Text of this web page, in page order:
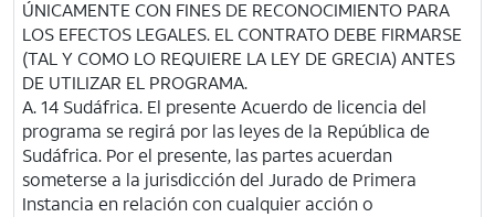
ÚNICAMENTE CON FINES DE RECONOCIMIENTO PARA
LOS EFECTOS LEGALES. EL CONTRATO DEBE FIRMARSE
(TAL Y COMO LO REQUIERE LA LEY DE GRECIA) ANTES
DE UTILIZAR EL PROGRAMA.
A. 14 Sudáfrica. El presente Acuerdo de licencia del
programa se regirá por las leyes de la República de
Sudáfrica. Por el presente, las partes acuerdan
someterse a la jurisdicción del Jurado de Primera
Instancia en relación con cualquier acción o